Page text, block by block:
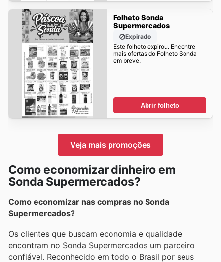
Folheto Sonda
Supermercados
Expirado
Este folheto expirou. Encontre
mais ofertas do Folheto Sonda
em breve.
Abrir folheto
Veja mais promoções
Como economizar dinheiro em
Sonda Supermercados?
Como economizar nas compras no Sonda
Supermercados?
Os clientes que buscam economia e qualidade
encontram no Sonda Supermercados um parceiro
confiável. Reconhecido em todo o Brasil por seus